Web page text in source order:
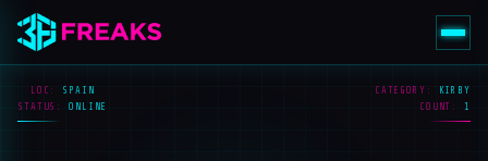
LOC:
SPAIN
STATUS:
ONLINE
CATEGORY:
KIRBY
COUNT:
1